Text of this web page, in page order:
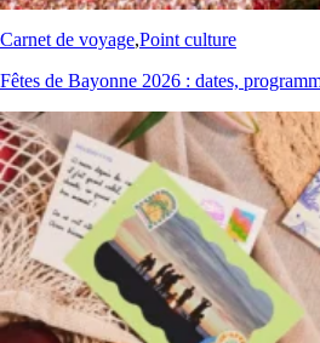
Carnet de voyage,Point culture
Fêtes de Bayonne 2026 : dates,